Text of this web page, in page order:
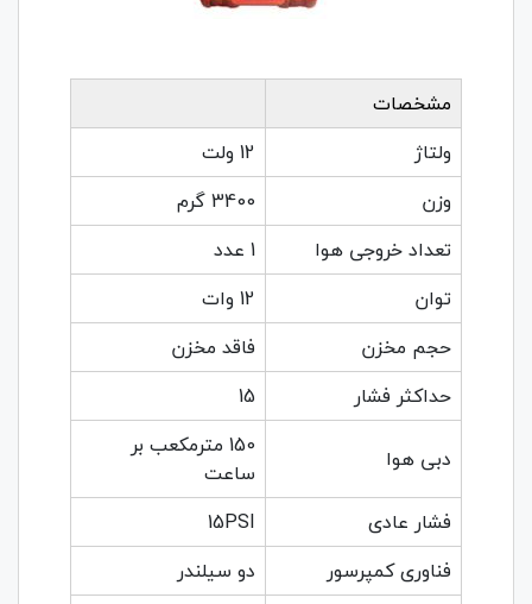
مشخصات
ولتاژ
12 ولت
وزن
3400 گرم
تعداد خروجی هوا
1 عدد
توان
12 وات
حجم مخزن
فاقد مخزن
حداکثر فشار
15
دبی هوا
150 مترمکعب بر
ساعت
فشار عادی
15PSI
فناوری کمپرسور
دو سیلندر